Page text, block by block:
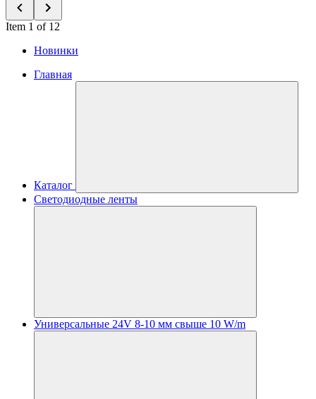
Item 1 of 12
Новинки
Главная
Каталог
Светодиодные ленты
Универсальные 24V 8-10 мм свыше 10 W/m